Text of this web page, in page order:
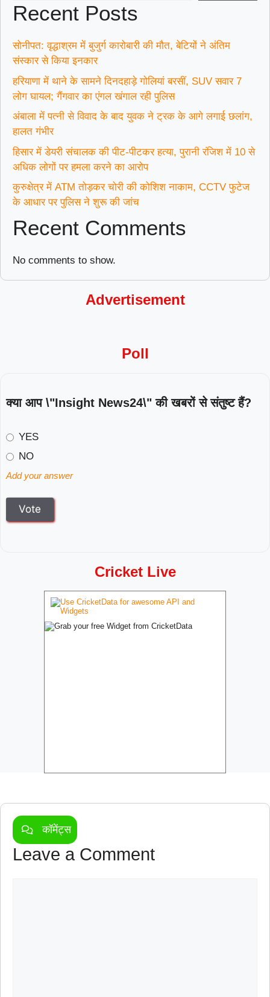
Recent Posts
सोनीपत: वृद्धाश्रम में बुजुर्ग कारोबारी की मौत, बेटियों ने अंतिम
संस्कार से किया इनकार
हरियाणा में थाने के सामने दिनदहाड़े गोलियां बरसीं, SUV सवार 7
लोग घायल; गैंगवार का एंगल खंगाल रही पुलिस
अंबाला में पत्नी से विवाद के बाद युवक ने ट्रक के आगे लगाई छलांग,
हालत गंभीर
हिसार में डेयरी संचालक की पीट-पीटकर हत्या, पुरानी रंजिश में 10 से
अधिक लोगों पर हमला करने का आरोप
कुरुक्षेत्र में ATM तोड़कर चोरी की कोशिश नाकाम, CCTV फुटेज
के आधार पर पुलिस ने शुरू की जांच
Recent Comments
No comments to show.
Advertisement
Poll
क्या आप \"Insight News24\" की खबरों से संतुष्ट हैं?
YES
NO
Add your answer
Cricket Live
कॉमेंट्स
Leave a Comment